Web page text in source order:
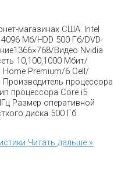
магазинах США. Intel
Мб/HDD 500 Гб/DVD-
Видео Nvidia
10,100,1000 Мбит/
Premium/6 Cell/
Производитель процессора
процессора Core i5
Размер оперативной
диска 500 Гб
Читать дальше »